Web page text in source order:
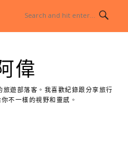
偉
遊部落客。我喜歡紀錄跟分享旅行
不一樣的視野和靈感。